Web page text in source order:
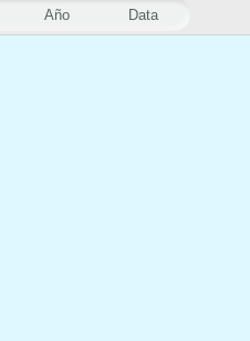
Año Data